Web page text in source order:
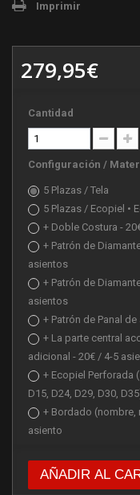
Imprimir
279,95€
Cantidad
Configuración /
5 Plazas / Tela
5 Plazas / Ecopiel •
+ Doble Costura -
+ Patrón de
asientos
+ Patrón de
asientos
+ Patrón de Panal
+ La parte central
adicional - 20€ / 4-5
+ Ecopiel Perforada
D15, D24, D29, D30,
+ Bordado (nombre,
asiento
AÑADIR AL